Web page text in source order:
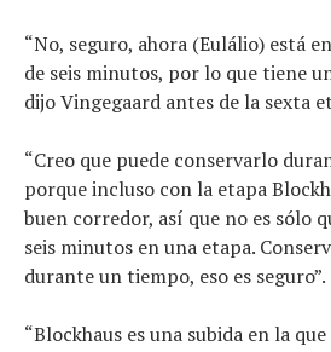
“No, seguro, ahora (Eulálio) está
de seis minutos, por lo que tiene
dijo Vingegaard antes de la sexta
“Creo que puede conservarlo
porque incluso con la etapa
buen corredor, así que no es sólo
seis minutos en una etapa.
durante un tiempo, eso es seguro”.
“Blockhaus es una subida en la